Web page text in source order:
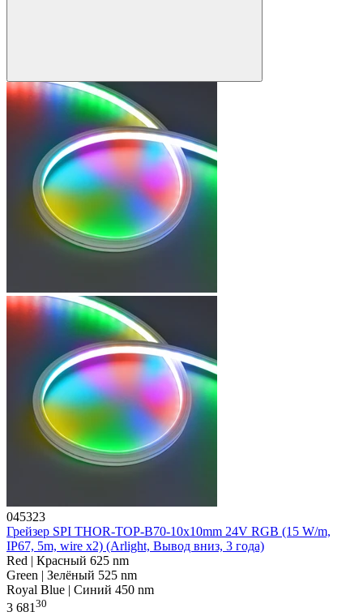
045323
Грейзер SPI THOR-TOP-B70-10x10mm 24V RGB (15 W/m,
IP67, 5m, wire x2) (Arlight, Вывод вниз, 3 года)
Red | Красный 625 nm
Green | Зелёный 525 nm
Royal Blue | Синий 450 nm
3 681 30